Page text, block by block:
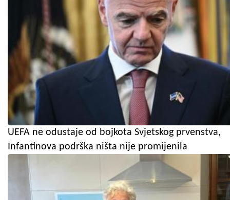
UEFA ne odustaje od bojkota Svjetskog prvenstva,
Infantinova podrška ništa nije promijenila